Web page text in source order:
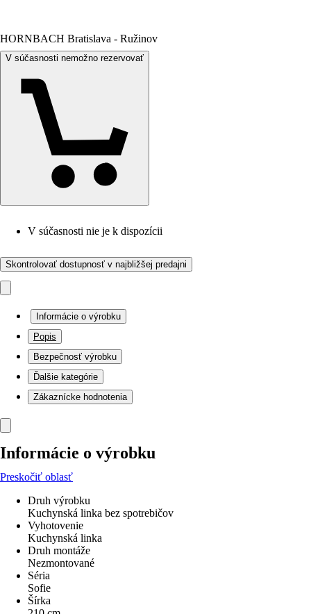
HORNBACH Bratislava - Ružinov
V súčasnosti nemožno rezervovať
V súčasnosti nie je k dispozícii
Skontrolovať dostupnosť v najbližšej predajni
Informácie o výrobku
Popis
Bezpečnosť výrobku
Ďalšie kategórie
Zákaznícke hodnotenia
Informácie o výrobku
Preskočiť oblasť
Druh výrobku
Kuchynská linka bez spotrebičov
Vyhotovenie
Kuchynská linka
Druh montáže
Nezmontované
Séria
Sofie
Šírka